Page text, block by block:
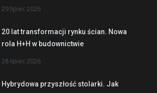
29 lipiec 2026
20 lat transformacji rynku ścian. Nowa
rola H+H w budownictwie
28 lipiec 2026
Hybrydowa przyszłość stolarki. Jak